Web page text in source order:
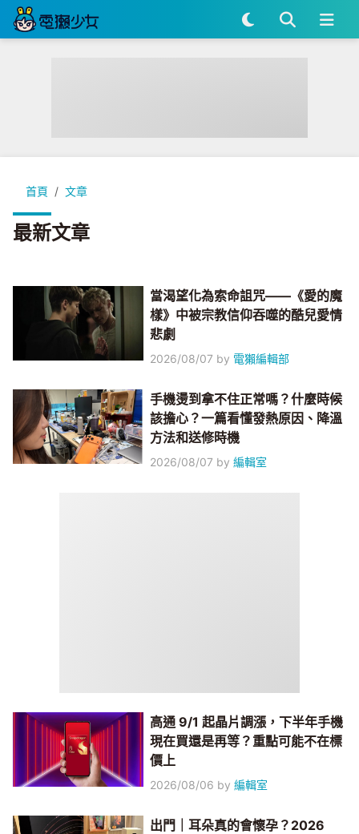
首頁 文章
最新文章
當渴望化為索命詛咒——《愛的魔
樣》中被宗教信仰吞噬的酷兒愛情
悲劇
2026/08/07 by 電獺編輯部
手機燙到拿不住正常嗎？什麼時候
該擔心？一篇看懂發熱原因、降溫
方法和送修時機
2026/08/07 by編輯室
高通 9/1 起晶片調漲，下半年手機
現在買還是再等？重點可能不在標
價上
2026/08/06 by編輯室
出門｜耳朵真的會懷孕？2026